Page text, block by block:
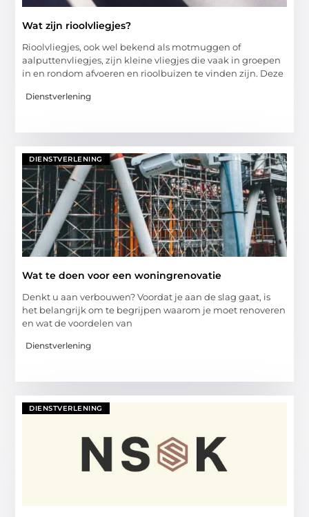
Wat zijn rioolvliegjes?
Rioolvliegjes, ook wel bekend als motmuggen of
aalputtenvliegjes, zijn kleine vliegjes die vaak in groepen
in en rondom afvoeren en rioolbuizen te vinden zijn. Deze
Dienstverlening
DIENSTVERLENING
Wat te doen voor een woningrenovatie
Denkt u aan verbouwen? Voordat je aan de slag gaat, is
het belangrijk om te begrijpen waarom je moet renoveren
en wat de voordelen van
Dienstverlening
DIENSTVERLENING